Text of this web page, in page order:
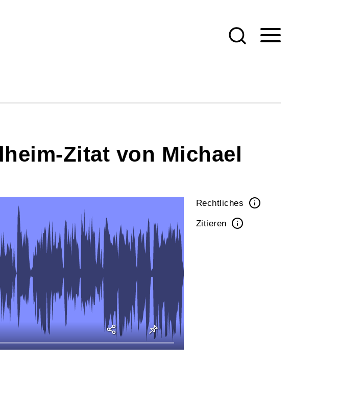
Zitat von Michael
Rechtliches
Zitieren